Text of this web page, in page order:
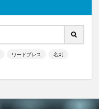
ワードプレス 名刺